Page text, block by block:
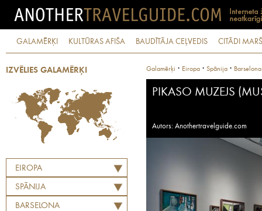
GALAMĒRĶI KULTŪRAS AFIŠA BAUDĪTĀJA CEĻVEDIS CITĀDI
IZVĒLIES GALAMĒRĶI
EIROPA
SPĀNIJA
BARSELONA
Galamērķi · Eiropa · Spānija · Barselona
PIKASO MUZEJS
Autors: Anothertravelguide.com